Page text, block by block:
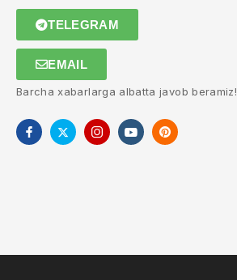
TELEGRAM
EMAIL
Barcha xabarlarga albatta javob beramiz!